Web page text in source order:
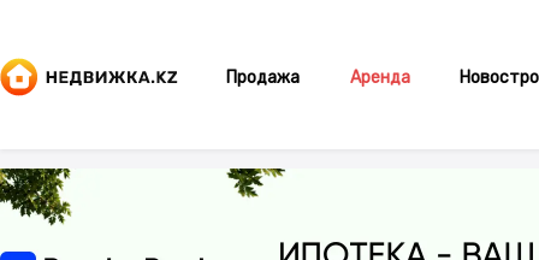
Продажа Аренда